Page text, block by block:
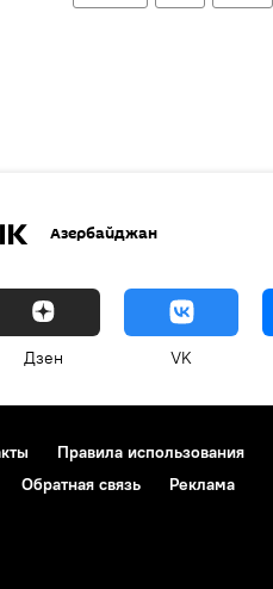
Азербайджан
Дзен VK
Правила использования
Обратная связь Реклама